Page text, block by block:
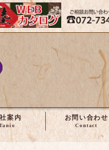
作などは、株式会社谷尾へ
案内 お問い合わせ